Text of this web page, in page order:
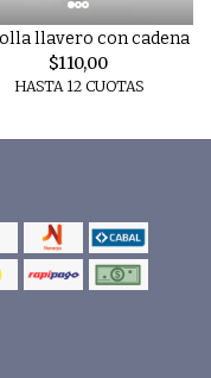
llavero con cadena
$110,00
HASTA 12 CUOTAS